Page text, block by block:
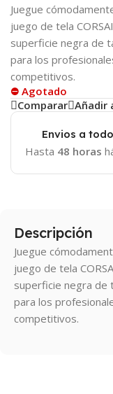
Juegue
juego de tela
superficie negra de
para los
competitivos.
⛔ Agotado
Comparar Añadir
Envios a
Hasta 48 horas
Descripción
Juegue
juego de tela
superficie negra de
para los
competitivos.